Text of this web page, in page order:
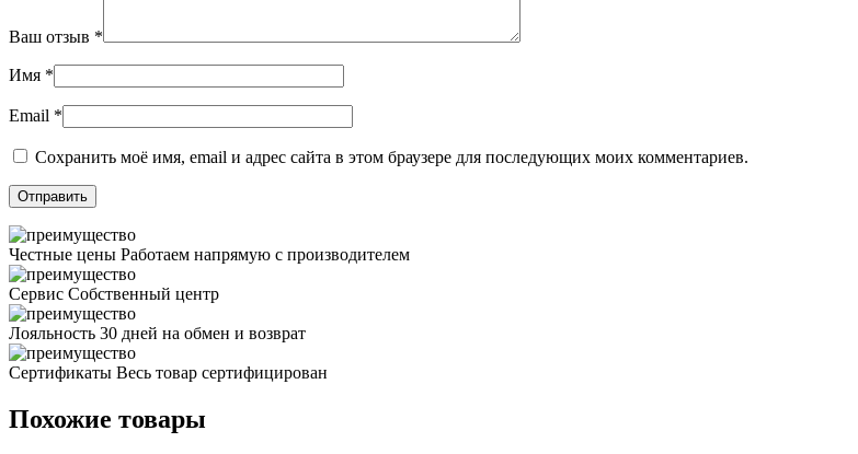
Ваш отзыв *
Имя *
Email *
Сохранить моё имя, email и адрес сайта в этом браузере для последующих моих комментариев.
Честные цены Работаем напрямую с производителем
Сервис Собственный центр
Лояльность 30 дней на обмен и возврат
Сертификаты Весь товар сертифицирован
Похожие товары